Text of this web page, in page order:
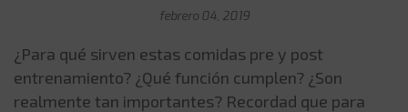
febrero 04, 2019
¿Para qué sirven estas comidas pre y post
entrenamiento? ¿Qué función cumplen? ¿Son
realmente tan importantes? Recordad que para